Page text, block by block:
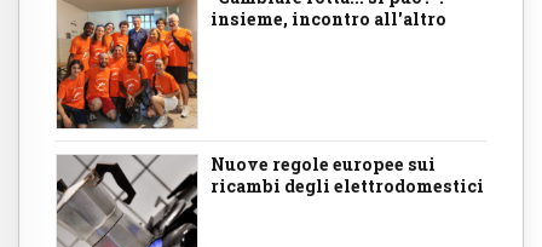
insieme, incontro all'altro
Nuove regole europee sui
ricambi degli elettrodomestici